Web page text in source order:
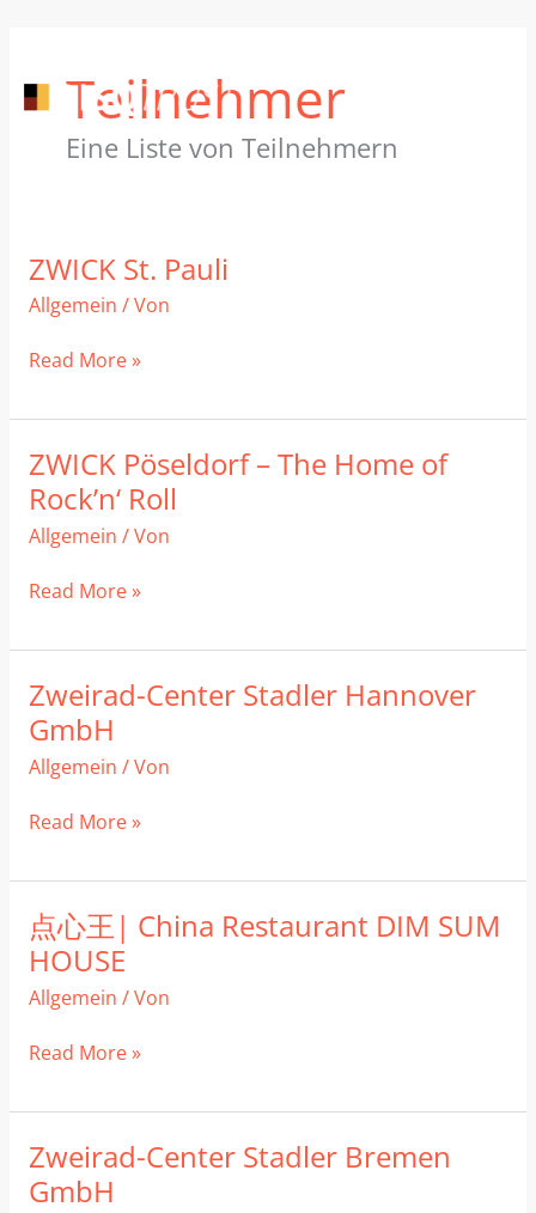
springenTeilnehmer
Eine Liste von Teilnehmern
ZWICK St. Pauli
Allgemein / Von
ZWICK
St.
Pauli
Read More »
ZWICK Pöseldorf – The Home of
Rock’n‘ Roll
Allgemein / Von
ZWICK
Pöseldorf
The
Home
Read More »
Zweirad-Center Stadler Hannover
GmbH
Allgemein / Von
Zweirad-
Center
Hannover
GmbH
Read More »
点心王| China Restaurant DIM SUM
HOUSE
Allgemein / Von
点
心
China
Restaurant
Read More »
Zweirad-Center Stadler Bremen
GmbH
Zweirad-
Center